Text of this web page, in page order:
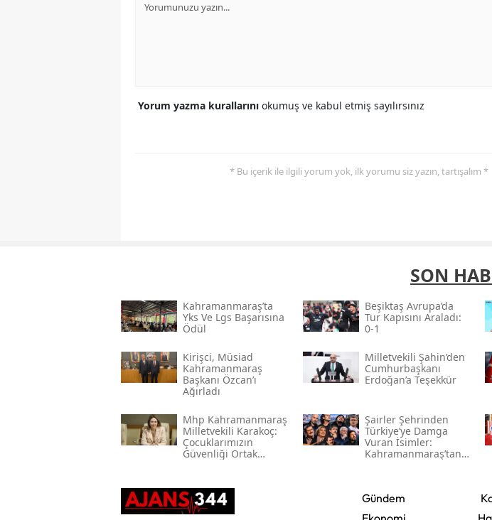
Yorum yazma kurallarını okumuş ve kabul etmiş sayılırsınız
* Bu içerik ile ilgili yorum yok, ilk yorumu siz yazın, tartışalım *
SON
Kahramanmaraş’ta
Yks Ve Lgs Başarısına
Ödül
Beşiktaş Avrupa’da
Tur Kapısını Araladı:
0-1
Kirişci, Müsi̇ad
Kahramanmaraş
Başkanı Özcan’ı
Ağırladı
Milletvekili Şahin’den
Cumhurbaşkanı
Erdoğan’a Teşekkür
Mhp Kahramanmaraş
Milletvekili Karakoç:
Çocuklarımızın
Güvenliği Ortak
Şairler Şehrinden
Türkiye’ye Damga
Vuran İsimler:
Kahramanmaraş’tan
Gündem